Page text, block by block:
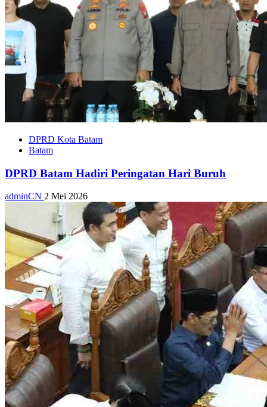
DPRD Kota Batam
Batam
DPRD Batam Hadiri Peringatan Hari Buruh
adminCN 2 Mei 2026